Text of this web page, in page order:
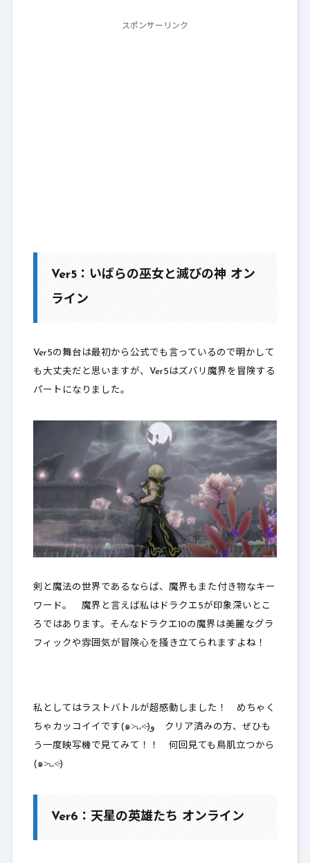
スポンサーリンク
Ver5：いばらの巫女と滅びの神 オン
ライン
Ver5の舞台は最初から公式でも言っているので明かして
も大丈夫だと思いますが、Ver5はズバリ魔界を冒険する
パートになりました。
剣と魔法の世界であるならば、魔界もまた付き物なキー
ワード。 魔界と言えば私はドラクエ5が印象深いとこ
ろではあります。そんなドラクエ10の魔界は美麗なグラ
フィックや雰囲気が冒険心を掻き立てられますよね！
私としてはラストバトルが超感動しました！ めちゃく
ちゃカッコイイです(๑˃̵ᴗ˂̵)و クリア済みの方、ぜひも
う一度映写機で見てみて！！ 何回見ても鳥肌立つから
(๑˃̵ᴗ˂̵)
Ver6：天星の英雄たち オンライン